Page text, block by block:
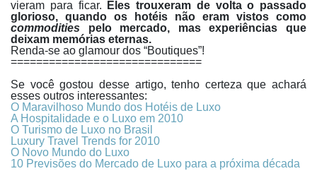
vieram para ficar.
Eles trouxeram de volta o passado
glorioso, quando os hotéis não eram vistos como
commodities pelo mercado, mas experiências que
deixam memórias eternas.
Renda-se ao glamour dos “Boutiques”!
==============================
Se você gostou desse artigo, tenho certeza que achará
esses outros interessantes:
O Maravilhoso Mundo dos Hotéis de Luxo
A Hospitalidade e o Luxo em 2010
O Turismo de Luxo no Brasil
Luxury Travel Trends for 2010
O Novo Mundo do Luxo
10 Previsões do Mercado de Luxo para a próxima década